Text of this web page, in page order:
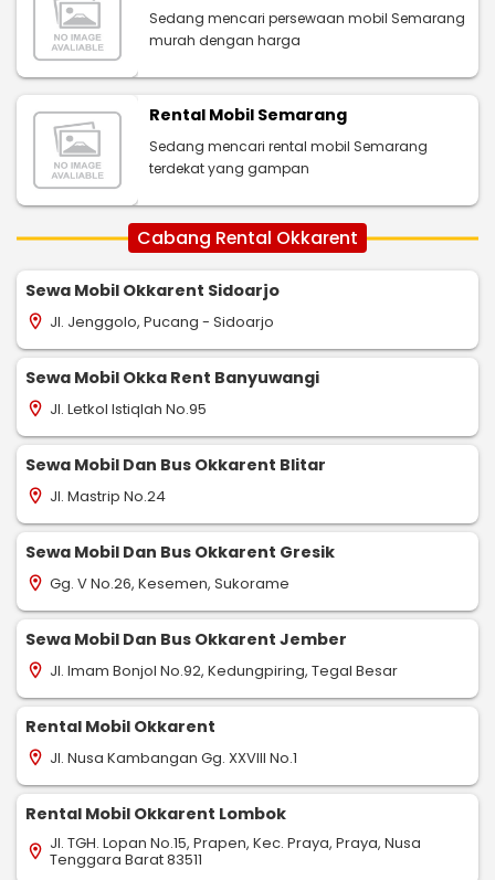
Sedang mencari persewaan mobil Semarang
murah dengan harga
Rental Mobil Semarang
Sedang mencari rental mobil Semarang
terdekat yang gampan
Cabang Rental Okkarent
Sewa Mobil Okkarent Sidoarjo
location_on Jl. Jenggolo, Pucang - Sidoarjo
Sewa Mobil Okka Rent Banyuwangi
location_on Jl. Letkol Istiqlah No.95
Sewa Mobil Dan Bus Okkarent Blitar
location_on Jl. Mastrip No.24
Sewa Mobil Dan Bus Okkarent Gresik
location_on Gg. V No.26, Kesemen, Sukorame
Sewa Mobil Dan Bus Okkarent Jember
location_on Jl. Imam Bonjol No.92, Kedungpiring, Tegal Besar
Rental Mobil Okkarent
location_on Jl. Nusa Kambangan Gg. XXVIII No.1
Rental Mobil Okkarent Lombok
location_on Jl. TGH. Lopan No.15, Prapen, Kec. Praya, Praya, Nusa
Tenggara Barat 83511